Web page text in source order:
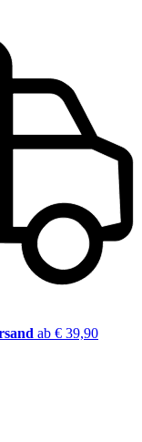
ab € 39,90